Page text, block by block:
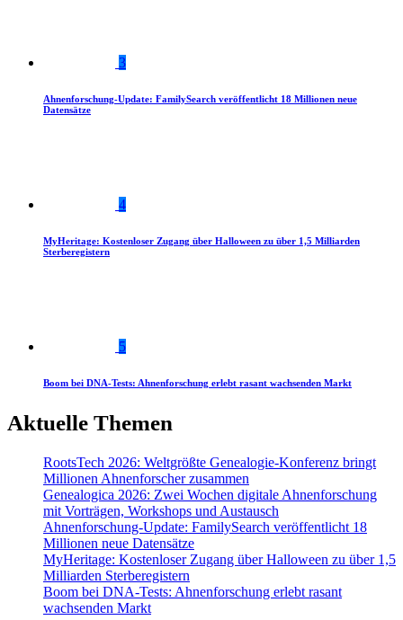
3
Ahnenforschung-Update: FamilySearch veröffentlicht 18 Millionen neue
Datensätze
4
MyHeritage: Kostenloser Zugang über Halloween zu über 1,5 Milliarden
Sterberegistern
5
Boom bei DNA-Tests: Ahnenforschung erlebt rasant wachsenden Markt
Aktuelle Themen
RootsTech 2026: Weltgrößte Genealogie-Konferenz bringt
Millionen Ahnenforscher zusammen
Genealogica 2026: Zwei Wochen digitale Ahnenforschung
mit Vorträgen, Workshops und Austausch
Ahnenforschung-Update: FamilySearch veröffentlicht 18
Millionen neue Datensätze
MyHeritage: Kostenloser Zugang über Halloween zu über 1,5
Milliarden Sterberegistern
Boom bei DNA-Tests: Ahnenforschung erlebt rasant
wachsenden Markt